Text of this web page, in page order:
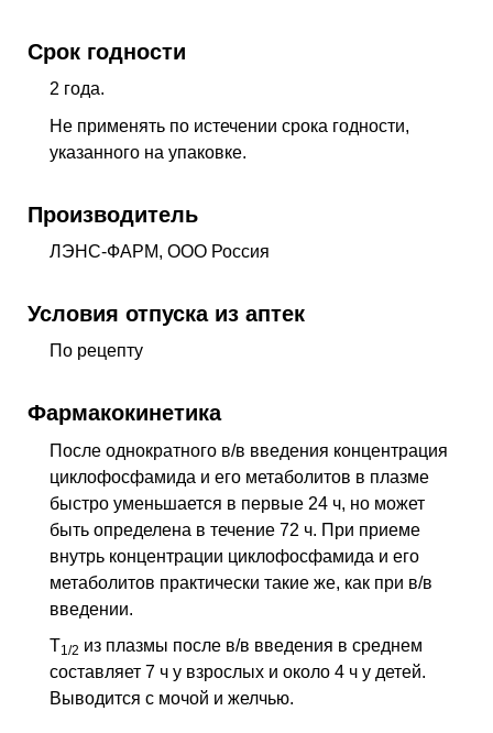
Срок годности
2 года.
Не применять по истечении срока годности,
указанного на упаковке.
Производитель
ЛЭНС-ФАРМ, ООО Россия
Условия отпуска из аптек
По рецепту
Фармакокинетика
После однократного в/в введения концентрация
циклофосфамида и его метаболитов в плазме
быстро уменьшается в первые 24 ч, но может
быть определена в течение 72 ч. При приеме
внутрь концентрации циклофосфамида и его
метаболитов практически такие же, как при в/в
введении.
T1/2 из плазмы после в/в введения в среднем
составляет 7 ч у взрослых и около 4 ч у детей.
Выводится с мочой и желчью.